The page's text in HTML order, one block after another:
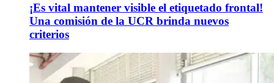
¡Es vital mantener visible el etiquetado frontal!
Una comisión de la UCR brinda nuevos
criterios